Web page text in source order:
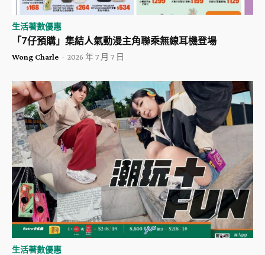
生活著數優惠
「7仔預購」集結人氣動漫主角聯乘無線耳機登場
Wong Charle - 2026 年 7 月 7 日
生活著數優惠